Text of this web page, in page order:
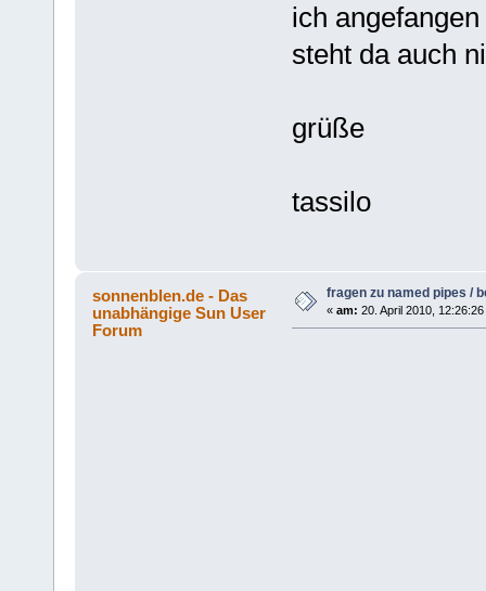
ich
steht da auch
grüße
tassilo
sonnenblen.de - Das
unabhängige Sun User
Forum
fragen zu named pipes /
« am: 20. April 2010, 12:26:26